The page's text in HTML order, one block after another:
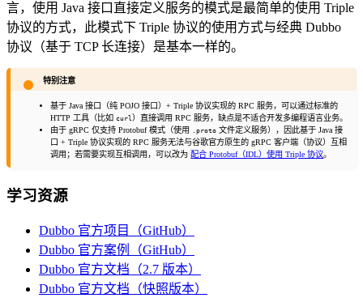
言，使用 Java 接口直接定义服务的模式是最简单的使用 Triple
协议的方式，此模式下 Triple 协议的使用方式与经典 Dubbo
协议（基于 TCP 长连接）是基本一样的。
特别注意
基于 Java 接口（纯 POJO 接口）+ Triple 协议实现的 RPC 服务，可以通过标准的
HTTP 工具（比如curl ）直接调用 RPC 服务，缺点是不适合开发多编程语言业务。
由于 gRPC 仅支持 Protobuf 模式（使用 .proto 文件定义服务），因此基于 Java 接
口 + Triple 协议实现的 RPC 服务无法与谷歌官方原生的 gRPC 客户端（协议）互相
调用；若需要实现互相调用，可以改为 配合 Protobuf（IDL）使用 Triple 协议。
学习资源
Dubbo 官方项目（GitHub）
Dubbo 官方案例（GitHub）
Dubbo 官方文档（2.7 版本）
Dubbo 官方文档（快照版本）